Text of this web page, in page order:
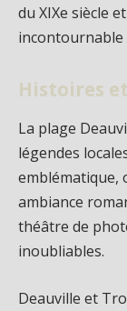
du XIXe siècle
incontournable
Histoires
La plage
légendes
emblématique,
ambiance
théâtre de
inoubliables.
Deauville et